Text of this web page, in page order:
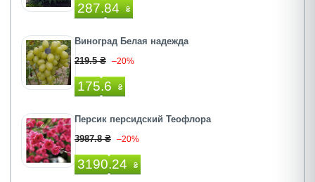
287.84 ₴
Виноград Белая надежда
219.5 ₴ –20%
175.6 ₴
Персик персидский Теофлора
3987.8 ₴ –20%
3190.24 ₴